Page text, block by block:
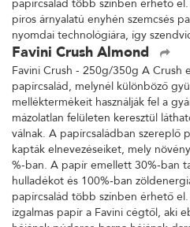
papírcsalád több színben érhető el.
piros árnyalatú enyhén szemcsés
nyomdai technológiára, így
Favini Crush Almond
Favini Crush - 250g/350g A Crush
papírcsalád, melynél különböző
melléktermékeit használják fel a
mázolatlan felületen keresztül
válnak. A papírcsaládban szereplő
kapták elnevezéseiket, mely
%-ban. A papír emellett 30%-ban
hulladékot és 100%-ban
papírcsalád több színben érhető
izgalmas papír a Favini cégtől, aki